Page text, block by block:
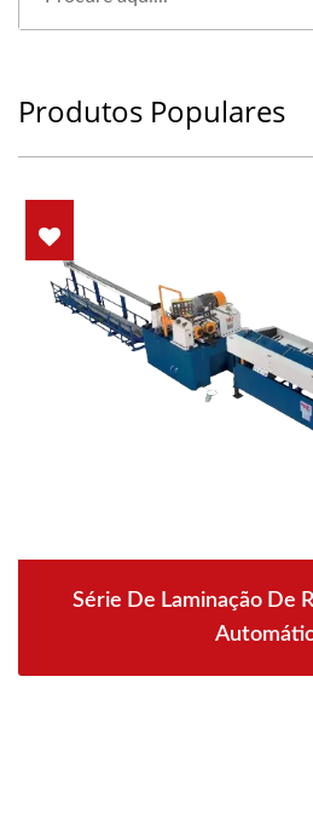
Produtos Populares
Série De Laminação De